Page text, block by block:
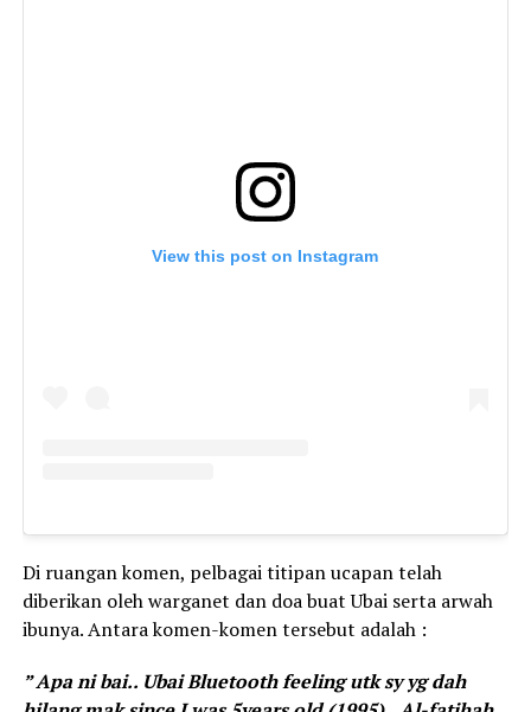
View this post on Instagram
Di ruangan komen, pelbagai titipan ucapan telah
diberikan oleh warganet dan doa buat Ubai serta arwah
ibunya. Antara komen-komen tersebut adalah :
” Apa ni bai.. Ubai Bluetooth feeling utk sy yg dah